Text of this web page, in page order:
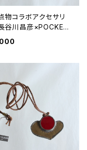
物コラボアクセサリ
谷川昌彦×POCKENI
もネックレス［H］